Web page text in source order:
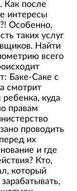
Как после
интересы
Особенно,
таких услуг
Найти
всего
Баке-Саке с
смотрит
куда
правам
проводить
их
и где
Кто,
который